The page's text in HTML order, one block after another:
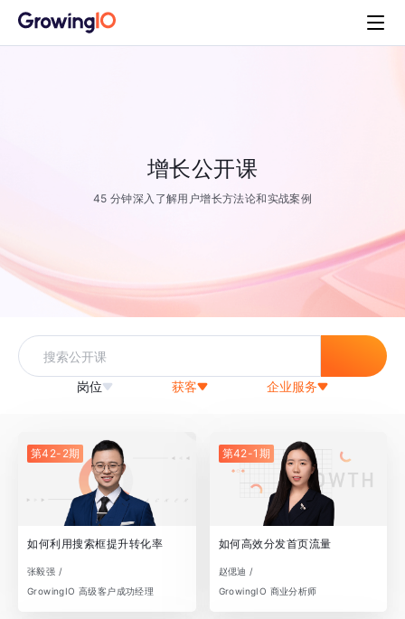
增长公开课
45 分钟深入了解用户增长方法论和实战案例
岗位 获客 企业服务
第42-2期
如何利用搜索框提升转化率
张毅强 /
GrowingIO 高级客户成功经理
第42-1期
如何高效分发首页流量
赵偲迪 /
GrowingIO 商业分析师